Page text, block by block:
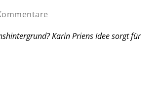
Karin Priens Idee sorgt für